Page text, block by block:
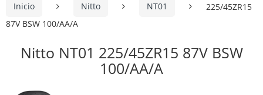
Inicio Nitto NT01
225/45ZR15
87V BSW 100/AA/A
Nitto NT01 225/45ZR15 87V BSW
100/AA/A